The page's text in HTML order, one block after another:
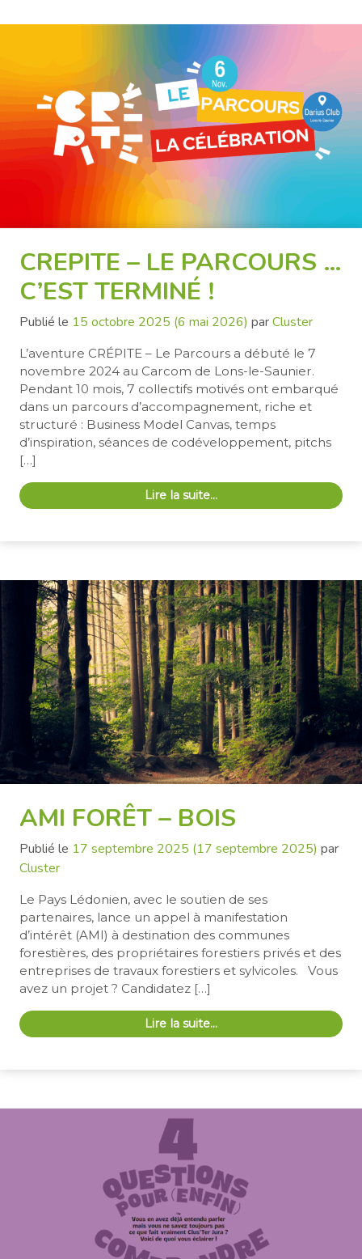
CREPITE – LE PARCOURS …
C’EST TERMINÉ !
Publié le 15 octobre 2025 (6 mai 2026) parCluster
L’aventure CRÉPITE – Le Parcours a débuté le 7
novembre 2024 au Carcom de Lons-le-Saunier.
Pendant 10 mois, 7 collectifs motivés ont embarqué
dans un parcours d’accompagnement, riche et
structuré : Business Model Canvas, temps
d’inspiration, séances de codéveloppement, pitchs
[…]
Lire la suite…
AMI FORÊT – BOIS
Publié le 17 septembre 2025 (17 septembre 2025) par
Cluster
Le Pays Lédonien, avec le soutien de ses
partenaires, lance un appel à manifestation
d’intérêt (AMI) à destination des communes
forestières, des propriétaires forestiers privés et des
entreprises de travaux forestiers et sylvicoles. Vous
avez un projet ? Candidatez […]
Lire la suite…